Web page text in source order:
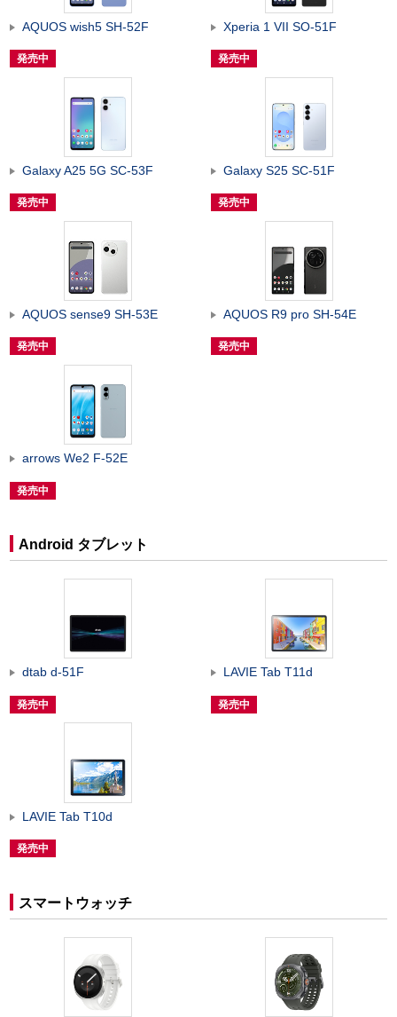
AQUOS wish5 SH-52F
発売中
Xperia 1 VII SO-51F
発売中
Galaxy A25 5G SC-53F
発売中
Galaxy S25 SC-51F
発売中
AQUOS sense9 SH-53E
発売中
AQUOS R9 pro SH-54E
発売中
arrows We2 F-52E
発売中
Android タブレット
dtab d-51F
発売中
LAVIE Tab T11d
発売中
LAVIE Tab T10d
発売中
スマートウォッチ